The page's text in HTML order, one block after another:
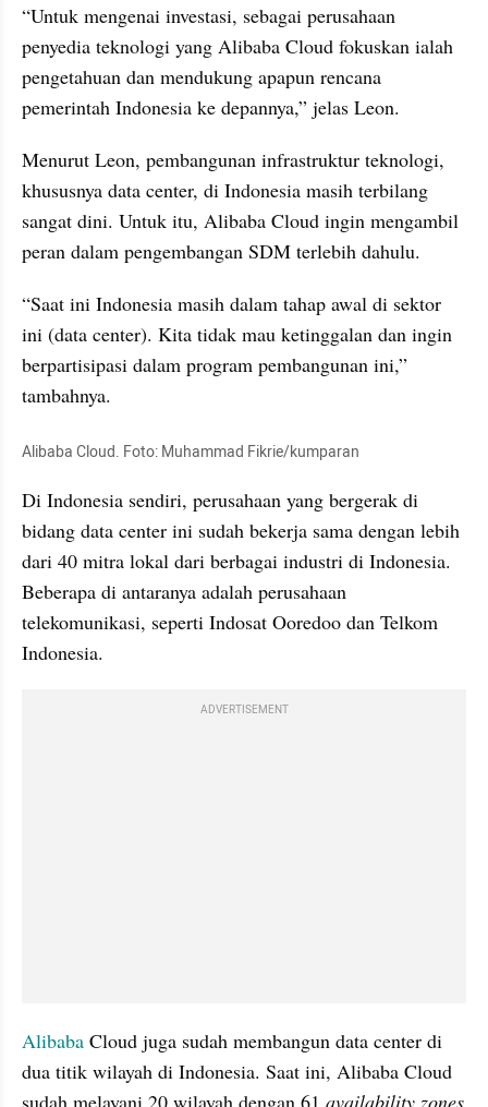
“Untuk mengenai investasi, sebagai perusahaan
penyedia teknologi yang Alibaba Cloud fokuskan ialah
pengetahuan dan mendukung apapun rencana
pemerintah Indonesia ke depannya,” jelas Leon.
Menurut Leon, pembangunan infrastruktur teknologi,
khususnya data center, di Indonesia masih terbilang
sangat dini. Untuk itu, Alibaba Cloud ingin mengambil
peran dalam pengembangan SDM terlebih dahulu.
“Saat ini Indonesia masih dalam tahap awal di sektor
ini (data center). Kita tidak mau ketinggalan dan ingin
berpartisipasi dalam program pembangunan ini,”
tambahnya.
Alibaba Cloud. Foto: Muhammad Fikrie/kumparan
Di Indonesia sendiri, perusahaan yang bergerak di
bidang data center ini sudah bekerja sama dengan lebih
dari 40 mitra lokal dari berbagai industri di Indonesia.
Beberapa di antaranya adalah perusahaan
telekomunikasi, seperti Indosat Ooredoo dan Telkom
Indonesia.
ADVERTISEMENT
Alibaba Cloud juga sudah membangun data center di
dua titik wilayah di Indonesia. Saat ini, Alibaba Cloud